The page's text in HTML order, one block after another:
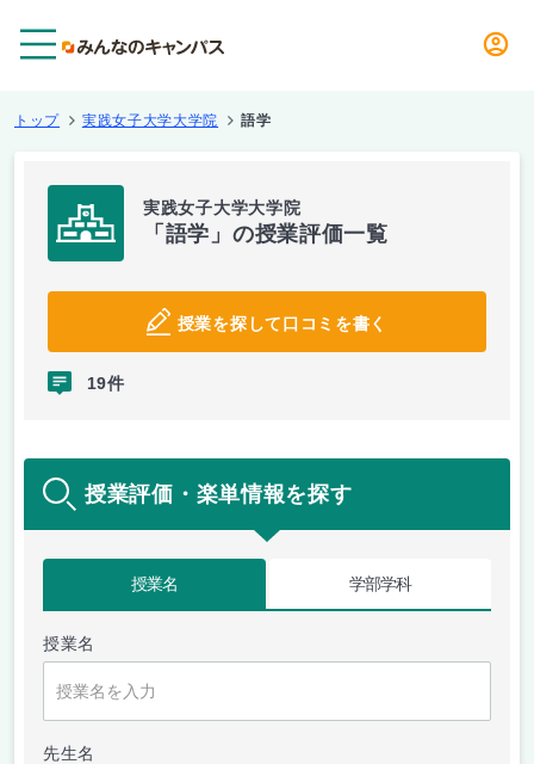
トップ 実践女子大学大学院 語学
実践女子大学大学院
「語学」の授業評価一覧
授業を探して口コミを書く
19件
授業評価・楽単情報を探す
授業名 学部学科
授業名
先生名